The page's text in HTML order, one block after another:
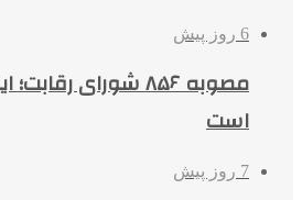
6 روز پیش
مصوبه ۸۵۶ شورای
است
7 روز پیش